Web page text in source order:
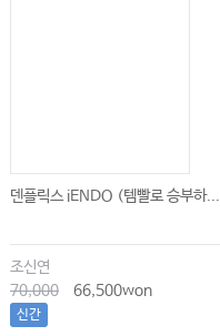
덴플릭스 iENDO (템빨로 승부하...
조신연
70,000
66,500won
신간